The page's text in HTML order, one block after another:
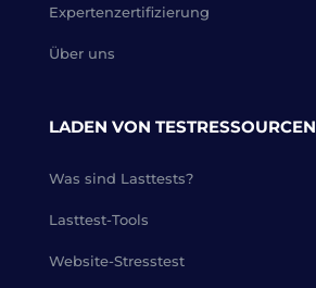
Expertenzertifizierung
Über uns
LADEN VON TESTRESSOURCEN
Was sind Lasttests?
Lasttest-Tools
Website-Stresstest